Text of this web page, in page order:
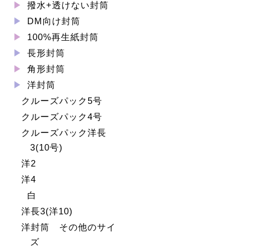
撥水+透けない封筒
DM向け封筒
100%再生紙封筒
長形封筒
角形封筒
洋封筒
クルーズパック5号
クルーズパック4号
クルーズパック洋長
3(10号)
洋2
洋4
白
洋長3(洋10)
洋封筒 その他のサイ
ズ